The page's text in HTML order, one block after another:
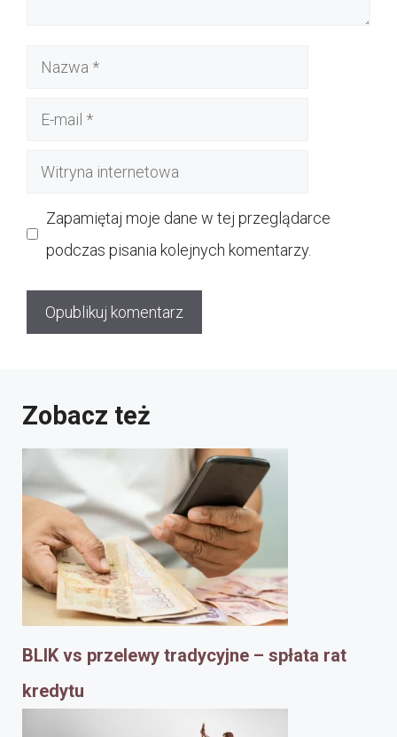
Nazwa
Witryna
Zapamiętaj moje dane w tej przeglądarce
podczas pisania kolejnych komentarzy.
Zobacz też
BLIK vs przelewy tradycyjne – spłata rat
kredytu